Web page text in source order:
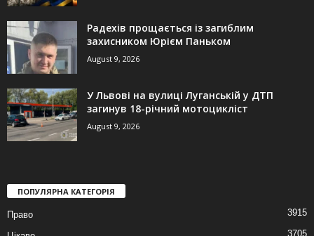
Радехів прощається із загиблим
захисником Юрієм Паньком
August 9, 2026
У Львові на вулиці Луганській у ДТП
загинув 18-річний мотоцикліст
August 9, 2026
ПОПУЛЯРНА КАТЕГОРІЯ
Право 3915
3705